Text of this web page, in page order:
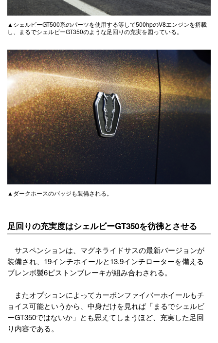
▲シェルビーGT500系のパーツを使用する等して500hpのV8エンジンを搭載
し、まるでシェルビーGT350のような足回りの充実を図っている。
▲ダークホースのバッジも装備される。
足回りの充実度はシェルビーGT350を彷彿とさせる
サスペンションは、マグネライドサスの最新バージョンが
装備され、19インチホイールと13.9インチローターを備える
ブレンボ製6ピストンブレーキが組み合わされる。
またオプションによってカーボンファイバーホイールもチ
ョイス可能というから、中身だけを見れば「まるでシェルビ
ーGT350ではないか」とも思えてしまうほど、充実した足回
り内容である。